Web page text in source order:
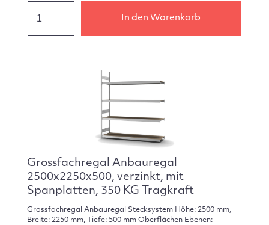
In den Warenkorb
Grossfachregal Anbauregal
2500x2250x500, verzinkt, mit
Spanplatten, 350 KG Tragkraft
Grossfachregal Anbauregal Stecksystem Höhe: 2500 mm,
Breite: 2250 mm, Tiefe: 500 mm Oberflächen Ebenen: